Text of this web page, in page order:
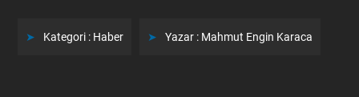
Kategori : Haber Yazar : Mahmut Engin Karaca